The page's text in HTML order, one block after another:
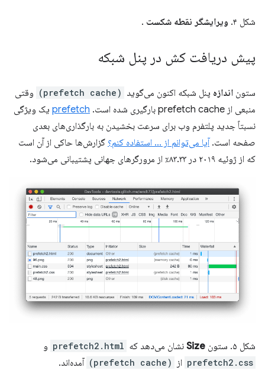
شکل ۴. ویرایشگر نقطه شکست .
پیش دریافت کش در پنل شبکه
ستون اندازه پنل شبکه اکنون می‌گوید (prefetch cache)
وقتی
منبعی از prefetch cache بارگیری شده است.
prefetch یک ویژگی
نسبتاً جدید پلتفرم وب برای سرعت بخشیدن به بارگذاری‌های بعدی
صفحه است. آیا می‌توانم از ... استفاده کنم؟ گزارش‌ها حاکی از آن است
که از ژوئیه ۲۰۱۹ در ۸۳.۳۳٪ از مرورگرهای جهانی پشتیبانی می‌شود.
شکل ۵. ستون Size نشان می‌دهد که prefetch2.html و
prefetch2.css از (prefetch cache) آمده‌اند.